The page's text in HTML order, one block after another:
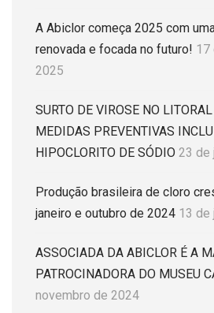
A Abiclor começa 2025 com
renovada e focada no futuro! 17
2025
SURTO DE VIROSE NO
MEDIDAS PREVENTIVAS
HIPOCLORITO DE SÓDIO 23 de
Produção brasileira de cloro
janeiro e outubro de 2024 13 de
ASSOCIADA DA ABICLOR É A
PATROCINADORA DO MUSEU
novembro de 2024